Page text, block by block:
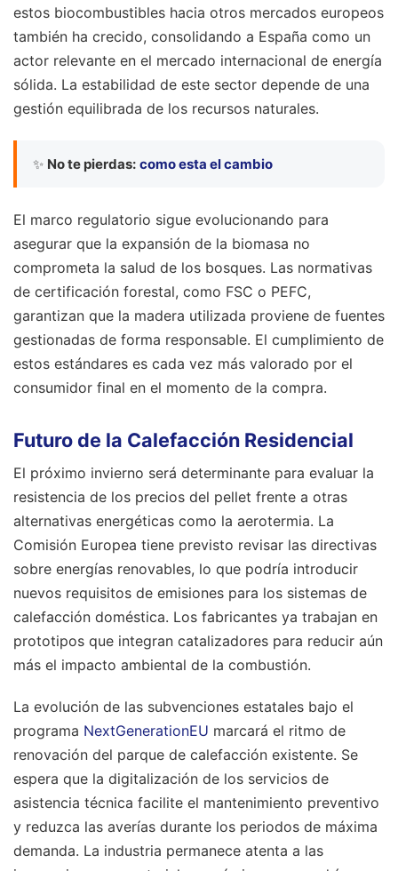
estos biocombustibles hacia otros mercados europeos
también ha crecido, consolidando a España como un
actor relevante en el mercado internacional de energía
sólida. La estabilidad de este sector depende de una
gestión equilibrada de los recursos naturales.
✨ No te pierdas: como esta el cambio
El marco regulatorio sigue evolucionando para
asegurar que la expansión de la biomasa no
comprometa la salud de los bosques. Las normativas
de certificación forestal, como FSC o PEFC,
garantizan que la madera utilizada proviene de fuentes
gestionadas de forma responsable. El cumplimiento de
estos estándares es cada vez más valorado por el
consumidor final en el momento de la compra.
Futuro de la Calefacción Residencial
El próximo invierno será determinante para evaluar la
resistencia de los precios del pellet frente a otras
alternativas energéticas como la aerotermia. La
Comisión Europea tiene previsto revisar las directivas
sobre energías renovables, lo que podría introducir
nuevos requisitos de emisiones para los sistemas de
calefacción doméstica. Los fabricantes ya trabajan en
prototipos que integran catalizadores para reducir aún
más el impacto ambiental de la combustión.
La evolución de las subvenciones estatales bajo el
programa NextGenerationEU marcará el ritmo de
renovación del parque de calefacción existente. Se
espera que la digitalización de los servicios de
asistencia técnica facilite el mantenimiento preventivo
y reduzca las averías durante los periodos de máxima
demanda. La industria permanece atenta a las